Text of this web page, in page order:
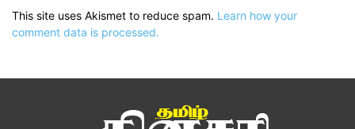
This site uses Akismet to reduce spam. Learn how your
comment data is processed.